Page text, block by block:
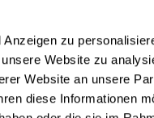
zu
Website zu
Website an unsere
diese Informationen